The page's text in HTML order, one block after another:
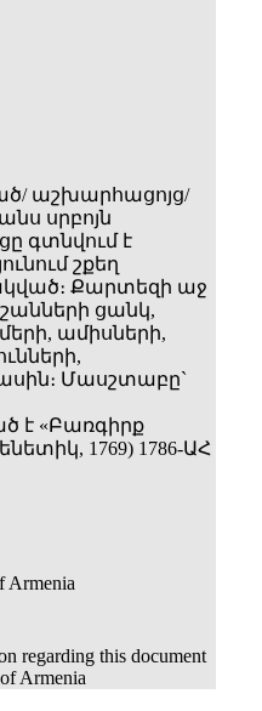
աշխարհացոյց/
սրբոյն
գտնվում է
շքեղ
Քարտեզի աջ
ցանկ,
ամիսների,
Մասշտաբը`
է «Բառգիրք
1769) 1786-ԱՀ
Armenia
regarding this document
Armenia